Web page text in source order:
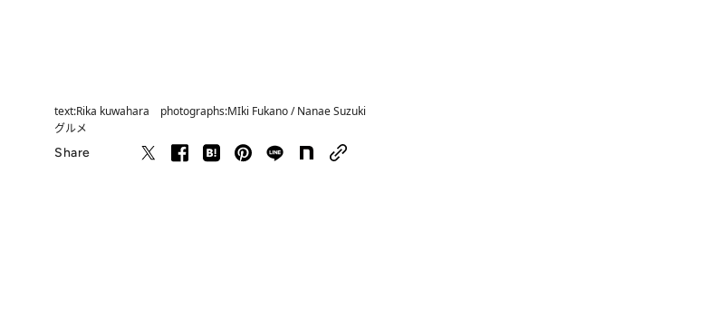
text:Rika kuwahara photographs:MIki Fukano / Nanae Suzuki
グルメ
Share